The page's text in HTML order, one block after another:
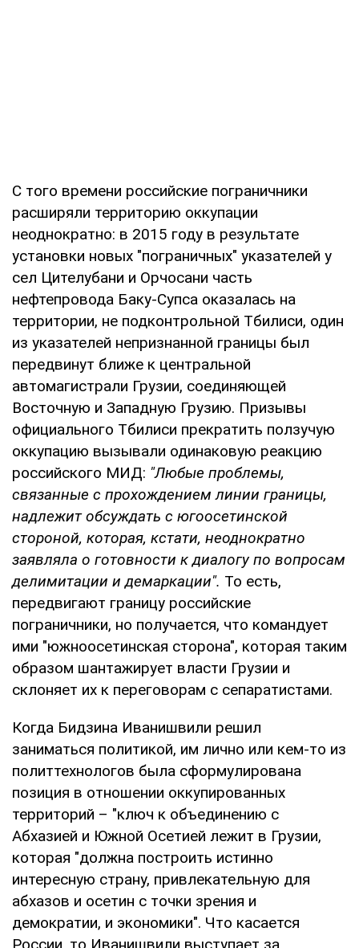
С того времени российские пограничники
расширяли территорию оккупации
неоднократно: в 2015 году в результате
установки новых "пограничных" указателей у
сел Цителубани и Орчосани часть
нефтепровода Баку-Супса оказалась на
территории, не подконтрольной Тбилиси, один
из указателей непризнанной границы был
передвинут ближе к центральной
автомагистрали Грузии, соединяющей
Восточную и Западную Грузию. Призывы
официального Тбилиси прекратить ползучую
оккупацию вызывали одинаковую реакцию
российского МИД: "Любые проблемы,
связанные с прохождением линии границы,
надлежит обсуждать с югоосетинской
стороной, которая, кстати, неоднократно
заявляла о готовности к диалогу по вопросам
делимитации и демаркации". То есть,
передвигают границу российские
пограничники, но получается, что командует
ими "южноосетинская сторона", которая таким
образом шантажирует власти Грузии и
склоняет их к переговорам с сепаратистами.
Когда Бидзина Иванишвили решил
заниматься политикой, им лично или кем-то из
политтехнологов была сформулирована
позиция в отношении оккупированных
территорий – "ключ к объединению с
Абхазией и Южной Осетией лежит в Грузии,
которая "должна построить истинно
интересную страну, привлекательную для
абхазов и осетин с точки зрения и
демократии, и экономики". Что касается
России, то Иванишвили выступает за